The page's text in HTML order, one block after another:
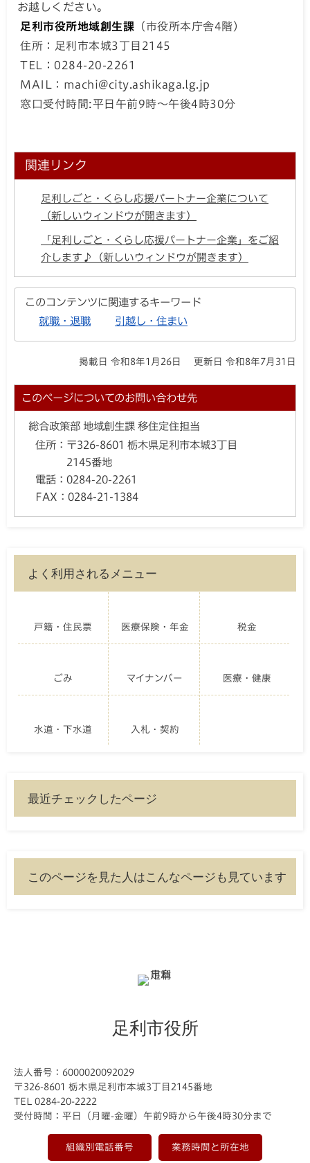
お越しください。
足利市役所地域創生課（市役所本庁舎4階）
住所：足利市本城3丁目2145
TEL：0284-20-2261
MAIL：machi@city.ashikaga.lg.jp
関連リンク
足利しごと・くらし応援パートナー企業について
「足利しごと・くらし応援パートナー企業」をご紹
このコンテンツに関連するキーワード
このページについてのお問い合わせ先
総合政策部 地域創生課 移住定住担当
〒326-8601 栃木県足利市本城3丁目
2145番地
電話： 0284-20-2261
足利市役所
法人番号：6000020092029
〒326-8601 栃木県足利市本城3丁目2145番地
TEL 0284-20-2222